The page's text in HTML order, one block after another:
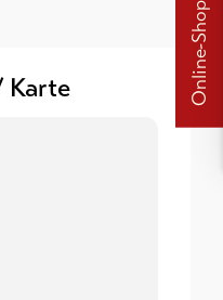
Online-Shops
Karte